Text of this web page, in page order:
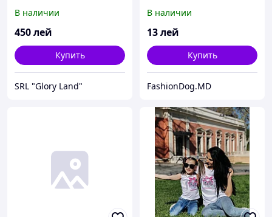
В наличии
450лей
Купить
SRL "Glory Land"
В наличии
13лей
Купить
FashionDog.MD